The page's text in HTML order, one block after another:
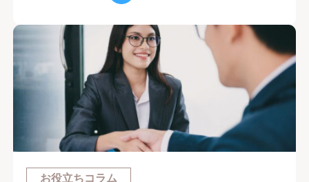
お役立ちコラム